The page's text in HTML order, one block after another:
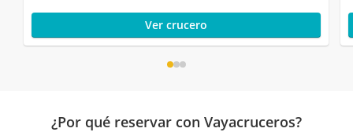
Ver crucero
¿Por qué reservar con Vayacruceros?